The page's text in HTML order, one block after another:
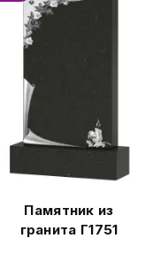
Памятник из
гранита Г1751